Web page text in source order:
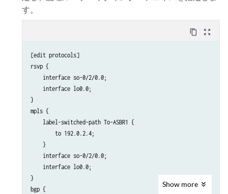
す。
content_copy zoom_out_map
[edit protocols]
rsvp {
    interface so-0/2/0.0;
    interface lo0.0;
}
mpls {
    label-switched-path To-ASBR1 {
        to 192.0.2.4;
    }
    interface so-0/2/0.0;
    interface lo0.0;
}
bgp {
Show more